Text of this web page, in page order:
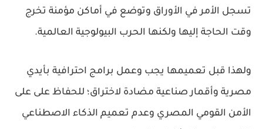
تسجل الأمر في الأوراق وتوضع في أماكن مؤمنة تخرج
وقت الحاجة إليها ولكنها الحرب البيولوجية العالمية.
ولهذا قبل تعميمها يجب وعمل برامج احترافية بأيدي
مصرية وأقمار صناعية مضادة لاختراق؛ للحفاظ على على
الأمن القومي المصري وعدم تعميم الذكاء الاصطناعي